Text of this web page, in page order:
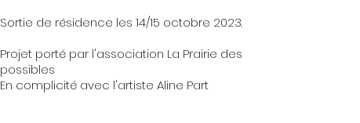
Sortie de résidence les 14/15 octobre 2023.
Projet porté par l'association La Prairie des
possibles
En complicité avec l'artiste Aline Part